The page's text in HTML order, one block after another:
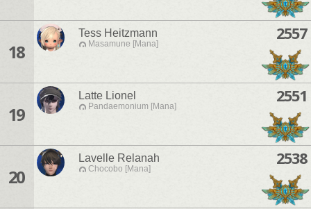
18
Tess Heitzmann
Masamune [Mana]
2557
19
Latte Lionel
Pandaemonium [Mana]
2551
20
Lavelle Relanah
Chocobo [Mana]
2538